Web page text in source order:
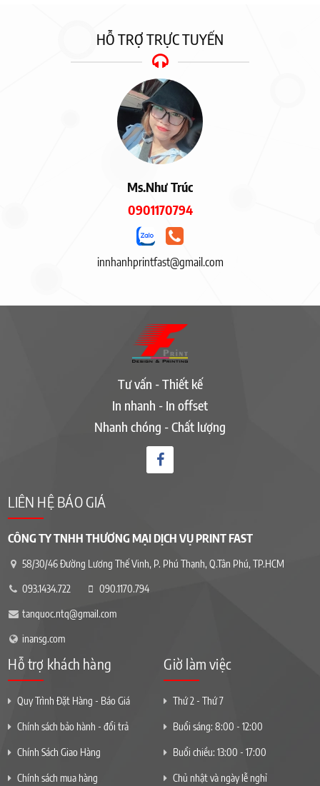
HỖ TRỢ TRỰC TUYẾN
Ms.Như Trúc
0901170794
innhanhprintfast@gmail.com
Tư vấn - Thiết kế
In nhanh - In offset
Nhanh chóng - Chất lượng
LIÊN HỆ BÁO GIÁ
CÔNG TY TNHH THƯƠNG MẠI DỊCH VỤ PRINT FAST
58/30/46 Đường Lương Thế Vinh, P. Phú Thạnh, Q.Tân Phú, TP.HCM
093.1434.722 090.1170.794
tanquoc.ntq@gmail.com
inansg.com
Hỗ trợ khách hàng
Quy Trình Đặt Hàng - Báo Giá
Chính sách bảo hành - đổi trả
Chính Sách Giao Hàng
Chính sách mua hàng
Giờ làm việc
Thứ 2 - Thứ 7
Buổi sáng: 8:00 - 12:00
Buổi chiều: 13:00 - 17:00
Chủ nhật và ngày lễ nghỉ